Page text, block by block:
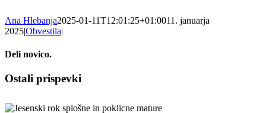
Ana Hlebanja2025-01-11T12:01:25+01:0011. januarja
2025|Obvestila|
Deli novico.
Facebook
X
LinkedIn
WhatsApp
Email
Ostali prispevki